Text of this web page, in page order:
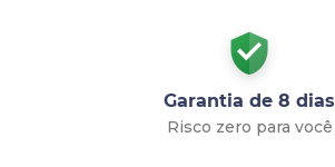
Garantia de 8 dias
Risco zero para você